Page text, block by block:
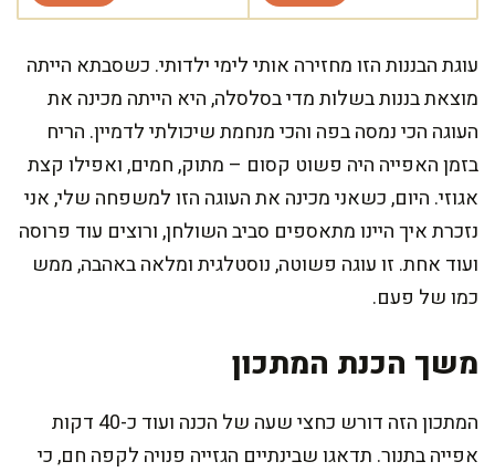
עוגת הבננות הזו מחזירה אותי לימי ילדותי. כשסבתא הייתה
מוצאת בננות בשלות מדי בסלסלה, היא הייתה מכינה את
העוגה הכי נמסה בפה והכי מנחמת שיכולתי לדמיין. הריח
בזמן האפייה היה פשוט קסום – מתוק, חמים, ואפילו קצת
אגוזי. היום, כשאני מכינה את העוגה הזו למשפחה שלי, אני
נזכרת איך היינו מתאספים סביב השולחן, ורוצים עוד פרוסה
ועוד אחת. זו עוגה פשוטה, נוסטלגית ומלאה באהבה, ממש
כמו של פעם.
משך הכנת המתכון
המתכון הזה דורש כחצי שעה של הכנה ועוד כ-40 דקות
אפייה בתנור. תדאגו שבינתיים הגזייה פנויה לקפה חם, כי